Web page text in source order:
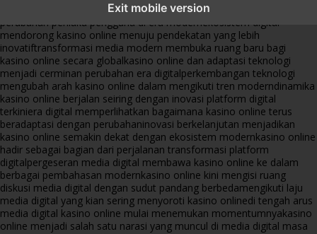
Exit mobile version
perkembangan kasino online mencerminkan
perubahan perilaku pengguna di era modernekosistem digital
mendorong kasino online menuju pendekatan yang lebih
inovatiftransformasi media modern membuka ruang baru bagi
kasino online secara globalkasino online dan adaptasi teknologi
menjadi cerminan perubahan era digitalperkembangan teknologi
mengubah arah kasino online dalam mengikuti tren moderndinamika
kasino online berjalan seiring dengan inovasi platform digital
terkiniera digital memperlihatkan bagaimana kasino online terus
beradaptasi dengan perubahaninovasi berkelanjutan menjadikan
kasino online semakin dekat dengan ekosistem modernkasino online
hadir sebagai bagian dari perjalanan transformasi platform
digitalpergeseran media digital membawa kasino online ke dalam
berbagai pembahasan modernkasino online kini mengisi ruang
diskusi media digital dengan sudut pandang berbedamengikuti laju
media digital yang kian sering menyoroti kasino onlinedi tengah arus
media digital kasino online mulai menemukan momentumnyakasino
online menjadi salah satu narasi yang muncul di media digital masa